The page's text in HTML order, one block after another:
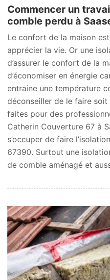
Commencer un
comble perdu à
Le confort de la maison
apprécier la vie. Or une
d’assurer le confort de la
d’économiser en énergie
entraine une température
déconseiller de le faire
faites pour des
Catherin Couverture 67 à
s’occuper de faire
67390. Surtout une
de comble aménagé et